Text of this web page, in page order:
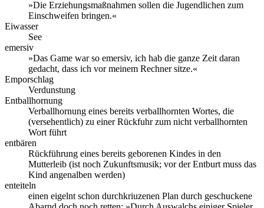
»Die Erziehungsmaßnahmen sollen die Jugendlichen zum
Einschweifen bringen.«
Eiwasser
See
emersiv
»Das Game war so emersiv, ich hab die ganze Zeit daran
gedacht, dass ich vor meinem Rechner sitze.«
Emporschlag
Verdunstung
Entballhornung
Verballhornung eines bereits verballhornten Wortes, die
(versehentlich) zu einer Rückfuhr zum nicht verballhornten
Wort führt
entbären
Rückführung eines bereits geborenen Kindes in den
Mutterleib (ist noch Zukunftsmusik; vor der Entburt muss das
Kind angenalben werden)
enteiteln
einen eigelnt schon durchkriuzenen Plan durch geschuckene